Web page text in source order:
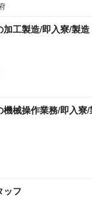
加工製造/即入寮/製
機械操作業務/即入
ッフ